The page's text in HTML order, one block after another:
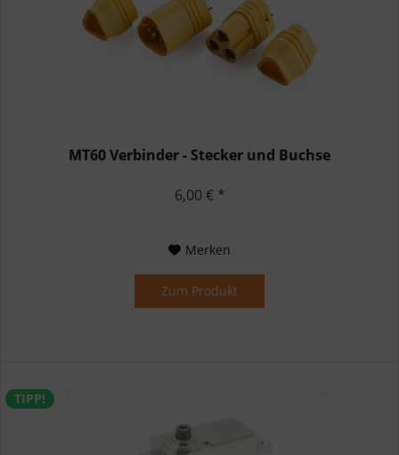
MT60 Verbinder - Stecker und Buchse
6,00 € *
Merken
Zum Produkt
TIPP!